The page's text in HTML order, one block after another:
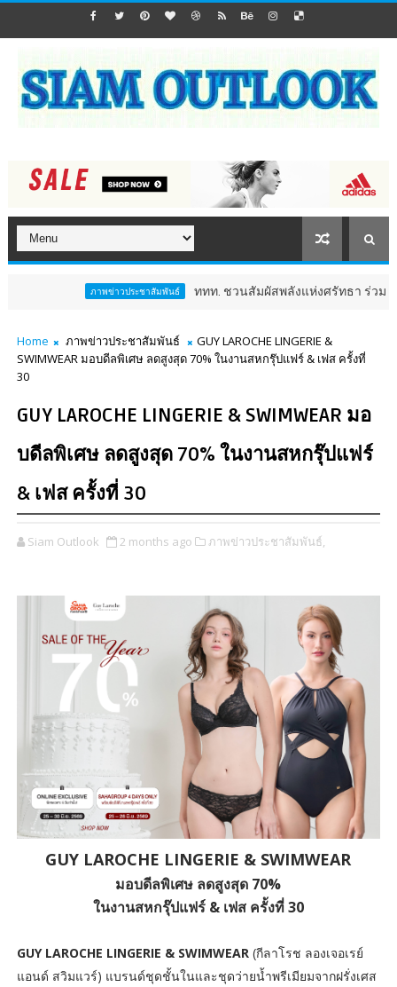
ภาพข่าวประชาสัมพันธ์ ททท. ชวนสัมผัสพลังแห่งศรัทธา ร่วมงาน "ห่มผ้
Home ภาพข่าวประชาสัมพันธ์
GUY LAROCHE LINGERIE &
SWIMWEAR มอบดีลพิเศษ ลดสูงสุด 70% ในงานสหกรุ๊ปแฟร์ & เฟส ครั้งที่
30
GUY LAROCHE LINGERIE & SWIMWEAR มอ
บดีลพิเศษ ลดสูงสุด 70% ในงานสหกรุ๊ปแฟร์
& เฟส ครั้งที่ 30
Siam Outlook 2 months ago ภาพข่าวประชาสัมพันธ์,
GUY LAROCHE LINGERIE & SWIMWEAR
มอบดีลพิเศษ ลดสูงสุด 70%
ในงานสหกรุ๊ปแฟร์ & เฟส ครั้งที่ 30
GUY LAROCHE LINGERIE & SWIMWEAR(กีลาโรช ลองเจอเรย์
แอนด์ สวิมแวร์) แบรนด์ชุดชั้นในและชุดว่ายน้ำพรีเมียมจากฝรั่งเศส